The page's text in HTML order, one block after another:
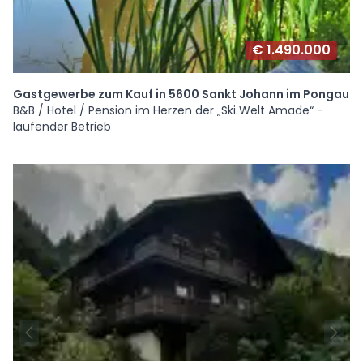
€ 1.490.000
Gastgewerbe zum Kauf in 5600 Sankt Johann im Pongau
B&B / Hotel / Pension im Herzen der „Ski Welt Amade“ -
laufender Betrieb